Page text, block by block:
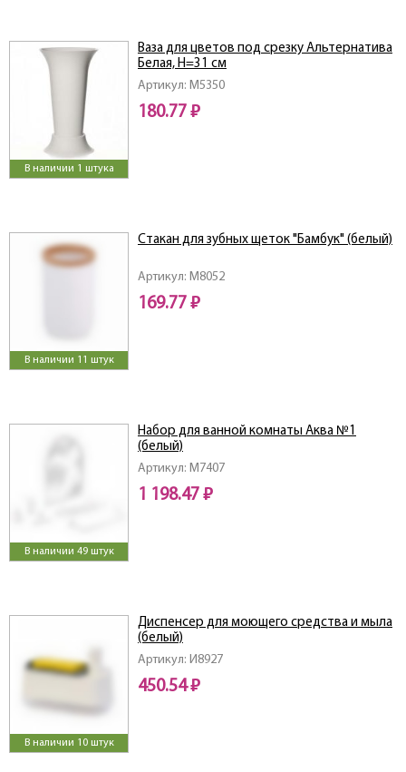
В наличии 1 штука
Артикул: M5350
Ваза для цветов под срезку Альтернатива
Белая, Н=31 см
180.77 ₽
В наличии 11 штук
Артикул: M8052
Стакан для зубных щеток "Бамбук" (белый)
169.77 ₽
В наличии 49 штук
Артикул: M7407
Набор для ванной комнаты Аква №1
(белый)
1 198.47 ₽
В наличии 10 штук
Артикул: И8927
Диспенсер для моющего средства и мыла
(белый)
450.54 ₽